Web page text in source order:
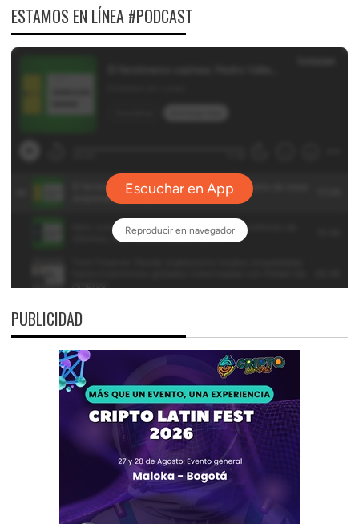
ESTAMOS EN LÍNEA #PODCAST
PUBLICIDAD